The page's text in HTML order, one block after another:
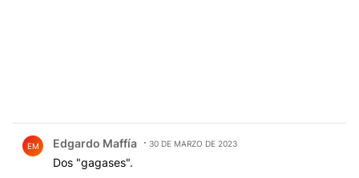
EM Edgardo Maffía 30 DE MARZO DE 2023
Dos "gagases".